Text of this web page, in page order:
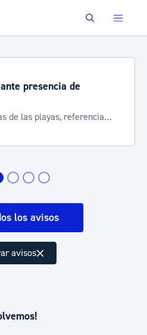
Buscar
presencia de
de las playas, referencia
los avisos
avisos